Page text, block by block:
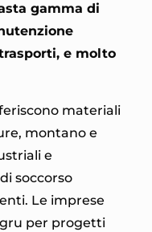
gamma di
e molto
materiali
montano e
e
soccorso
Le imprese
per progetti